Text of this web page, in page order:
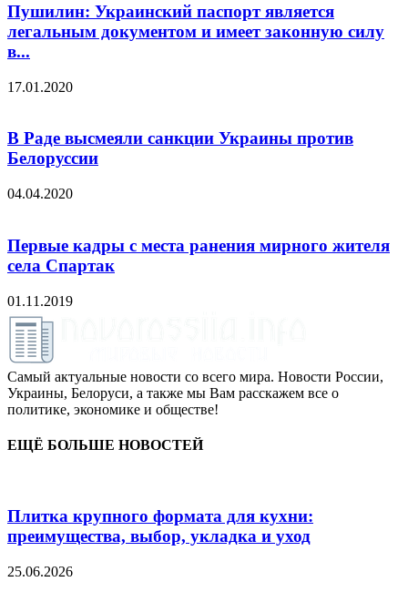
Пушилин: Украинский паспорт является
легальным документом и имеет законную силу
в...
17.01.2020
В Раде высмеяли санкции Украины против
Белоруссии
04.04.2020
Первые кадры с места ранения мирного жителя
села Спартак
01.11.2019
Самый актуальные новости со всего мира. Новости России,
Украины, Белоруси, а также мы Вам расскажем все о
политике, экономике и обществе!
ЕЩЁ БОЛЬШЕ НОВОСТЕЙ
Плитка крупного формата для кухни:
преимущества, выбор, укладка и уход
25.06.2026